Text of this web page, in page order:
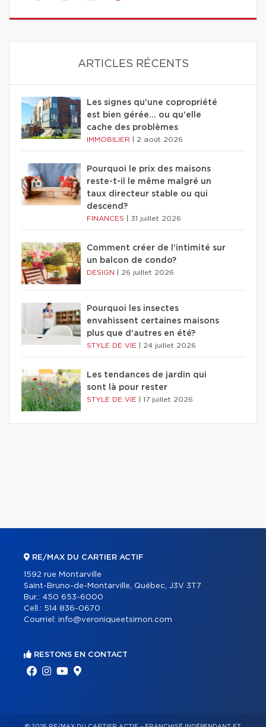
ARTICLES RÉCENTS
Les signes qu'une copropriété
est bien gérée… ou qu'elle
cache des problèmes
IMMOBILIER 2 août 2026
Pourquoi le prix des maisons
reste-t-il le même malgré un
taux directeur stable ou qui
descend?
FINANCES 31 juillet 2026
Comment créer de l'intimité sur
un balcon de condo?
DESIGN 26 juillet 2026
Pourquoi les insectes
envahissent certaines maisons
plus que d'autres en été?
STYLE DE VIE 24 juillet 2026
Les tendances de jardin qui
sont là pour rester
STYLE DE VIE 17 juillet 2026
RE/MAX DU CARTIER ACTIF
1592 rue Montarville
Saint-Bruno-de-Montarville, Québec, J3V 3T7
Bur.: 450 653-6000
Cell.: 514 836-0670
Courriel: info@veroniqueetsimon.com
RESTONS EN CONTACT